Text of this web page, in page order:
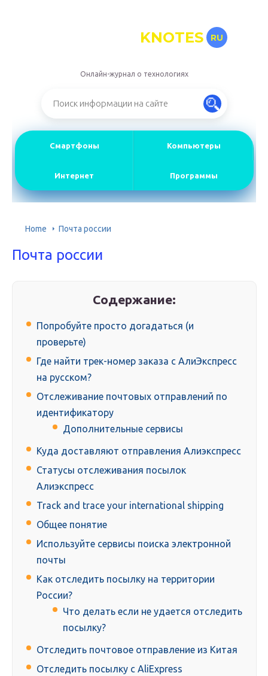
KNOTES RU
Онлайн-журнал о технологиях
Смартфоны Компьютеры
Интернет Программы
Home Почта россии
Почта россии
Содержание:
Попробуйте просто догадаться (и
проверьте)
Где найти трек-номер заказа c АлиЭкспресс
на русском?
Отслеживание почтовых отправлений по
идентификатору
Дополнительные сервисы
Куда доставляют отправления Алиэкспресс
Статусы отслеживания посылок
Алиэкспресс
Track and trace your international shipping
Общее понятие
Используйте сервисы поиска электронной
почты
Как отследить посылку на территории
России?
Что делать если не удается отследить
посылку?
Отследить почтовое отправление из Китая
Отследить посылку с AliExpress